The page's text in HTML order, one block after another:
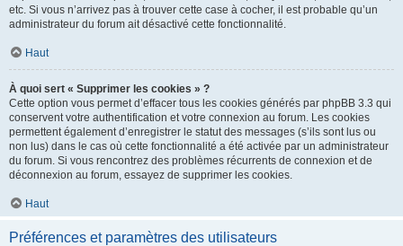
etc. Si vous n’arrivez pas à trouver cette case à cocher, il est probable qu’un
administrateur du forum ait désactivé cette fonctionnalité.
Haut
À quoi sert « Supprimer les cookies » ?
Cette option vous permet d’effacer tous les cookies générés par phpBB 3.3 qui
conservent votre authentification et votre connexion au forum. Les cookies
permettent également d’enregistrer le statut des messages (s’ils sont lus ou
non lus) dans le cas où cette fonctionnalité a été activée par un administrateur
du forum. Si vous rencontrez des problèmes récurrents de connexion et de
déconnexion au forum, essayez de supprimer les cookies.
Haut
Préférences et paramètres des utilisateurs